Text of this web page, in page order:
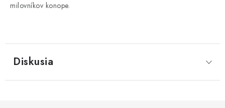
milovníkov konope.
Diskusia